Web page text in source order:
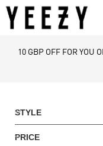
10 GBP OFF FOR YOU
STYLE
PRICE